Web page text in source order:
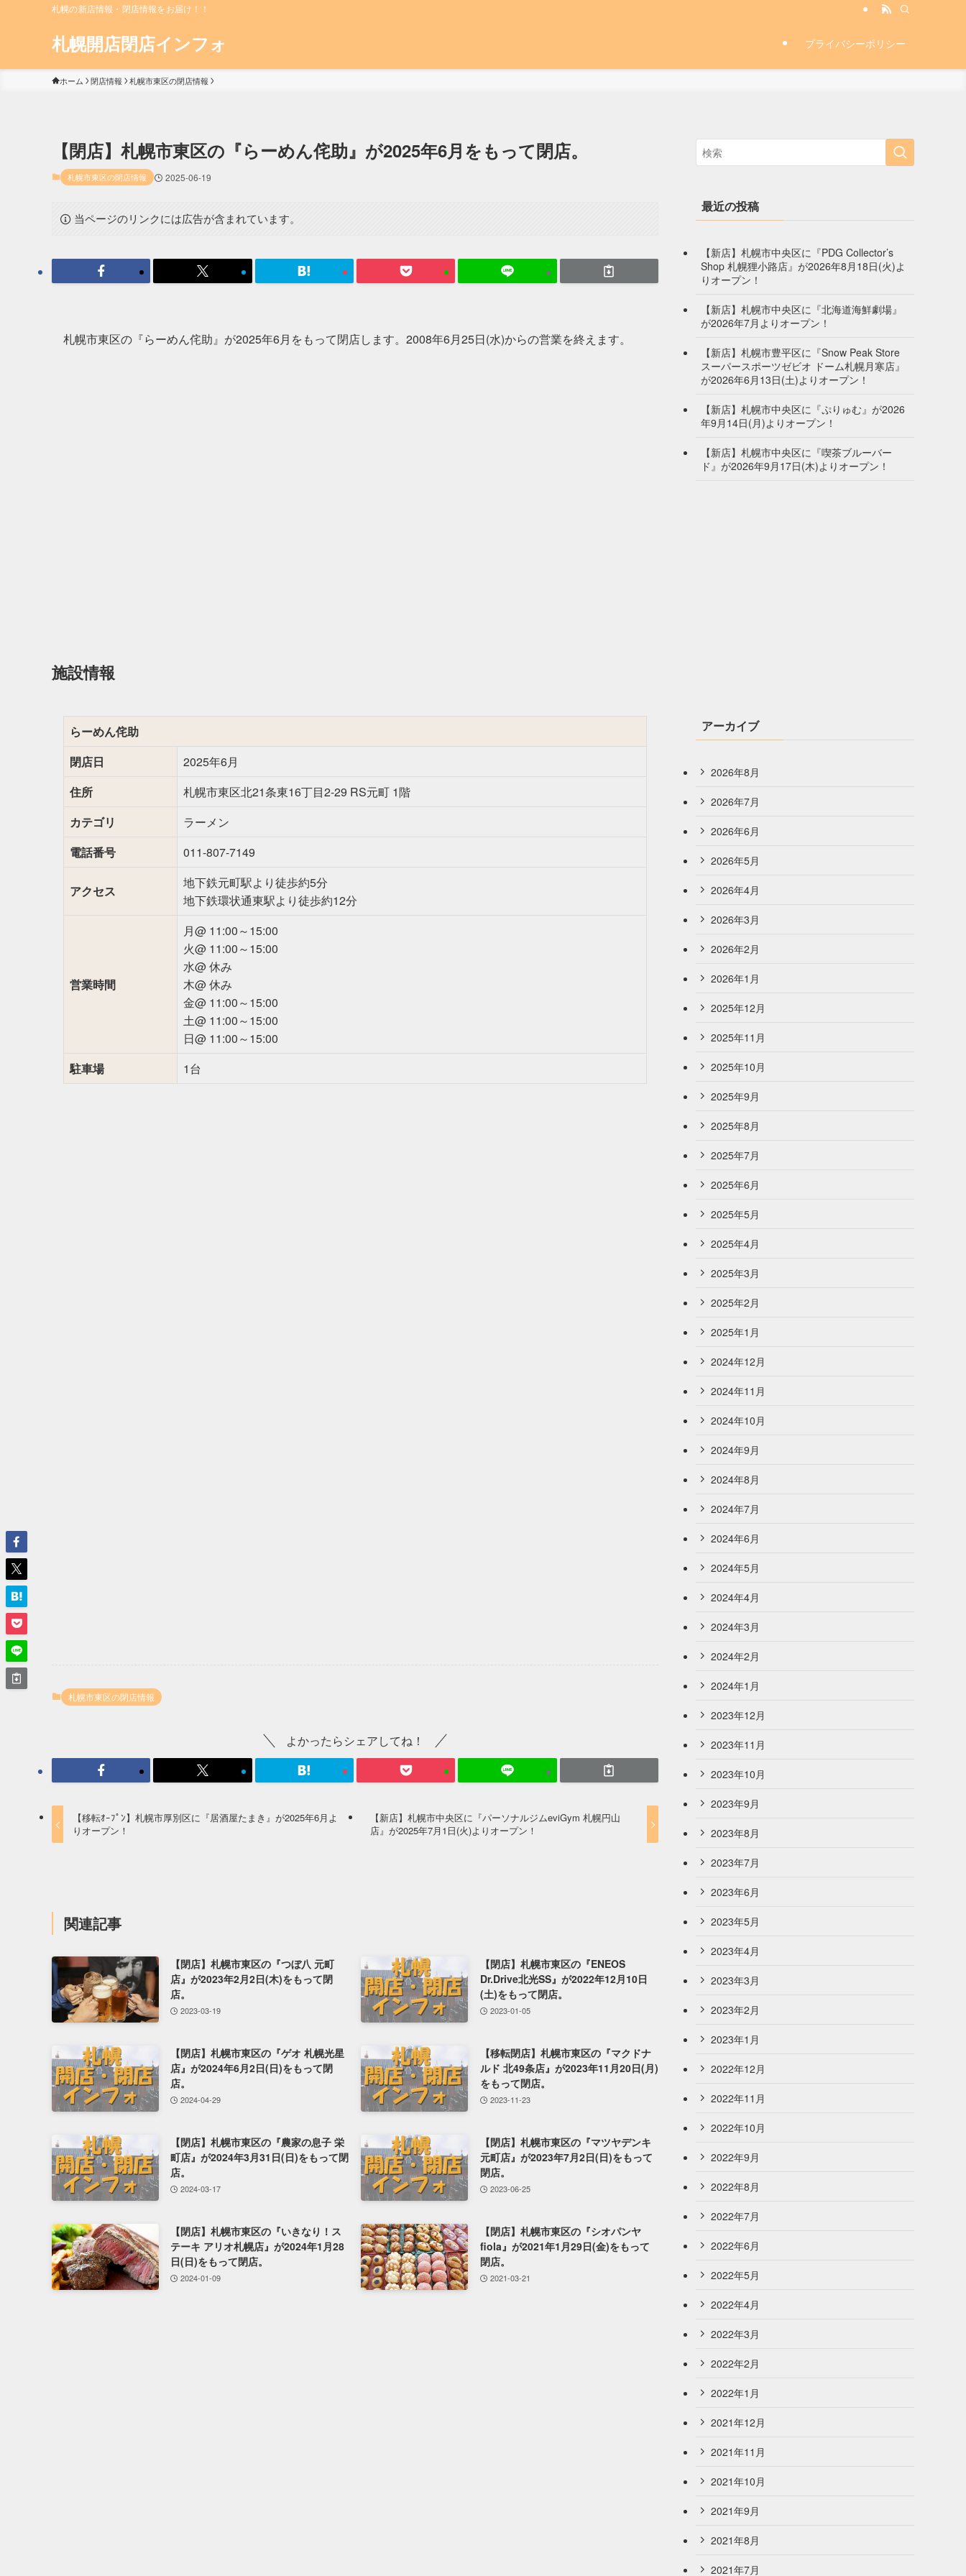
札幌の新店情報・閉店情報をお届け！！
札幌開店閉店インフォ プライバシーポリシー
ホーム 閉店情報 札幌市東区の閉店情報
【閉店】札幌市東区の『らーめん侘助』が2025年6月をもって閉店。
札幌市東区の閉店情報 2025-06-19
当ページのリンクには広告が含まれています。
札幌市東区の『らーめん侘助』が2025年6月をもって閉店します。2008年6月25日(水)からの営業を終えます。
施設情報
らーめん侘助
閉店日
2025年6月
住所
札幌市東区北21条東16丁目2-29 RS元町 1階
カテゴリ
ラーメン
電話番号
011-807-7149
アクセス
地下鉄元町駅より徒歩約5分
地下鉄環状通東駅より徒歩約12分
営業時間
月@ 11:00～15:00
火@ 11:00～15:00
水@ 休み
木@ 休み
金@ 11:00～15:00
土@ 11:00～15:00
日@ 11:00～15:00
駐車場
1台
札幌市東区の閉店情報
よかったらシェアしてね！
【移転ｵｰﾌﾟﾝ】札幌市厚別区に『居酒屋たまき』が2025年6月よ
りオープン！
【新店】札幌市中央区に『パーソナルジムeviGym 札幌円山
店』が2025年7月1日(火)よりオープン！
関連記事
【閉店】札幌市東区の『つぼ八 元町
店』が2023年2月2日(木)をもって閉
店。
2023-03-19
【閉店】札幌市東区の『ENEOS
Dr.Drive北光SS』が2022年12月10日
(土)をもって閉店。
2023-01-05
【閉店】札幌市東区の『ゲオ 札幌光星
店』が2024年6月2日(日)をもって閉
店。
2024-04-29
【移転閉店】札幌市東区の『マクドナ
ルド 北49条店』が2023年11月20日(月)
をもって閉店。
2023-11-23
【閉店】札幌市東区の『農家の息子 栄
町店』が2024年3月31日(日)をもって閉
店。
2024-03-17
【閉店】札幌市東区の『マツヤデンキ
元町店』が2023年7月2日(日)をもって
閉店。
2023-06-25
【閉店】札幌市東区の『いきなり！ス
テーキ アリオ札幌店』が2024年1月28
日(日)をもって閉店。
2024-01-09
【閉店】札幌市東区の『シオパンヤ
fiola』が2021年1月29日(金)をもって
閉店。
2021-03-21
最近の投稿
【新店】札幌市中央区に『PDG Collector’s
Shop 札幌狸小路店』が2026年8月18日(火)よ
りオープン！
【新店】札幌市中央区に『北海道海鮮劇場』
が2026年7月よりオープン！
【新店】札幌市豊平区に『Snow Peak Store
スーパースポーツゼビオ ドーム札幌月寒店』
が2026年6月13日(土)よりオープン！
【新店】札幌市中央区に『ぷりゅむ』が2026
年9月14日(月)よりオープン！
【新店】札幌市中央区に『喫茶ブルーバー
ド』が2026年9月17日(木)よりオープン！
アーカイブ
2026年8月
2026年7月
2026年6月
2026年5月
2026年4月
2026年3月
2026年2月
2026年1月
2025年12月
2025年11月
2025年10月
2025年9月
2025年8月
2025年7月
2025年6月
2025年5月
2025年4月
2025年3月
2025年2月
2025年1月
2024年12月
2024年11月
2024年10月
2024年9月
2024年8月
2024年7月
2024年6月
2024年5月
2024年4月
2024年3月
2024年2月
2024年1月
2023年12月
2023年11月
2023年10月
2023年9月
2023年8月
2023年7月
2023年6月
2023年5月
2023年4月
2023年3月
2023年2月
2023年1月
2022年12月
2022年11月
2022年10月
2022年9月
2022年8月
2022年7月
2022年6月
2022年5月
2022年4月
2022年3月
2022年2月
2022年1月
2021年12月
2021年11月
2021年10月
2021年9月
2021年8月
2021年7月